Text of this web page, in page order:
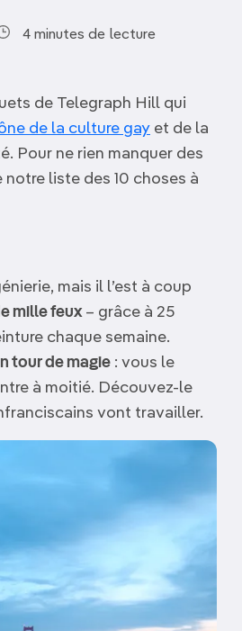
4 minutes de lecture
de Telegraph Hill qui
de la culture gay et de la
Pour ne rien manquer des
liste des 10 choses à
mais il l’est à coup
mille feux– grâce à 25
chaque semaine.
tour de magie : vous le
à moitié. Découvez-le
vont travailler.